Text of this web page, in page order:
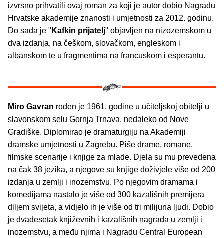
izvrsno prihvatili ovaj roman za koji je autor dobio Nagradu
Hrvatske akademije znanosti i umjetnosti za 2012. godinu.
Do sada je " Kafkin prijatelj" objavljen na nizozemskom u
dva izdanja, na češkom, slovačkom, engleskom i
albanskom te u fragmentima na francuskom i esperantu.
Miro Gavran rođen je 1961. godine u učiteljskoj obitelji u
slavonskom selu Gornja Trnava, nedaleko od Nove
Gradiške. Diplomirao je dramaturgiju na Akademiji
dramske umjetnosti u Zagrebu. Piše drame, romane,
filmske scenarije i knjige za mlade. Djela su mu prevedena
na čak 38 jezika, a njegove su knjige doživjele više od 200
izdanja u zemlji i inozemstvu. Po njegovim dramama i
komedijama nastalo je više od 300 kazališnih premijera
diljem svijeta, a vidjelo ih je više od tri milijuna ljudi. Dobio
je dvadesetak književnih i kazališnih nagrada u zemlji i
inozemstvu, a među njima i Nagradu Central European